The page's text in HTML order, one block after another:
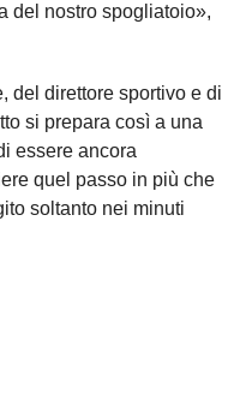
del nostro spogliatoio»,
del direttore sportivo e di
si prepara così a una
essere ancora
quel passo in più che
soltanto nei minuti